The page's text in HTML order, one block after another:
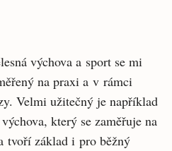
výchova a sport se mi
na praxi a v rámci
Velmi užitečný je například
který se zaměřuje na
tvoří základ i pro běžný